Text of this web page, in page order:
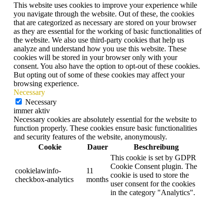
This website uses cookies to improve your experience while
you navigate through the website. Out of these, the cookies
that are categorized as necessary are stored on your browser
as they are essential for the working of basic functionalities of
the website. We also use third-party cookies that help us
analyze and understand how you use this website. These
cookies will be stored in your browser only with your
consent. You also have the option to opt-out of these cookies.
But opting out of some of these cookies may affect your
browsing experience.
Necessary
Necessary
immer aktiv
Necessary cookies are absolutely essential for the website to
function properly. These cookies ensure basic functionalities
and security features of the website, anonymously.
Cookie
Dauer Beschreibung
cookielawinfo-
checkbox-analytics
11
months
This cookie is set by GDPR
Cookie Consent plugin. The
cookie is used to store the
user consent for the cookies
in the category "Analytics".